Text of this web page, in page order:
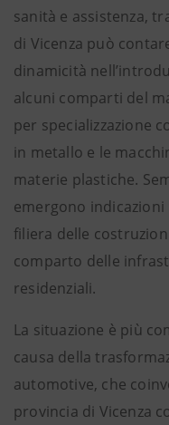
sanità e assistenza,
di Vicenza può
dinamicità
alcuni comparti del
per specializzazione
in metallo e le
materie plastiche.
emergono indicazioni
filiera delle
comparto delle
residenziali.
La situazione è più
causa della
automotive, che
provincia di Vicenza